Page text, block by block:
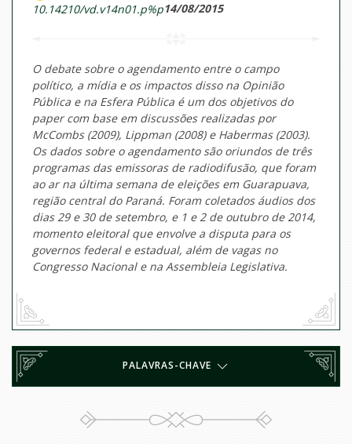
10.14210/vd.v14n01.p%p14/08/2015
O debate sobre o agendamento entre o campo
político, a mídia e os impactos disso na Opinião
Pública e na Esfera Pública é um dos objetivos do
papercom base em discussões realizadas por
McCombs (2009), Lippman (2008) e Habermas (2003).
Os dados sobre o agendamento são oriundos de três
programas das emissoras de radiodifusão, que foram
ao ar na última semana de eleições em Guarapuava,
região central do Paraná. Foram coletados áudios dos
dias 29 e 30 de setembro, e 1 e 2 de outubro de 2014,
momento eleitoral que envolve a disputa para os
governos federal e estadual, além de vagas no
Congresso Nacional e na Assembleia Legislativa.
PALAVRAS-CHAVE